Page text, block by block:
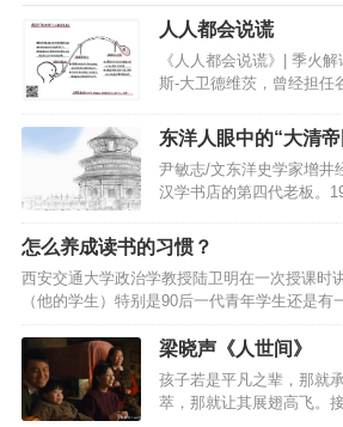
人人都会说谎
《人人都会说谎》| 季火
斯-大卫德维茨，曾经担任
专栏，是大数据领域的资
一本介绍大数据研究领域
析相比传统方法，可以让
界到底在怎么运作。核心
解普通人的喜好，了解真
是科技推动认知发展的全
集的大数据越来越多，颗
以揭示的…
东洋人眼中的“大清
尹敏志/文东洋史学家增井
汉学书店的第四代老板。
世，仅存的三子田中壮吉
业。最后唯一的希望落在
上，但他在深思熟虑后，
教。几年后，为郭沫若、
的百年老店关门歇业，世
田中经夫。增井出生于
洋史学科，专治清史，著
家》、《中国的历史与民
怎么养成读书的习惯？
西安交通大学政治学教授陆卫明在一次授课时
（他的学生）特别是90后一代青年学生还是有
呢？你们把大量的时间花在电脑手机上，如果
上，百度网或者学术期刊找二手的论文，这是
量的原始经典名著， 就缺乏功底与魅力，不要
能力都没有，这个实际上就会导致人云亦云，
没有思想的局面，这恐怕是以后你们发展的最
梁晓声《人世间》
孩子若是平凡之辈，那就
萃，那就让其展翅高飞。